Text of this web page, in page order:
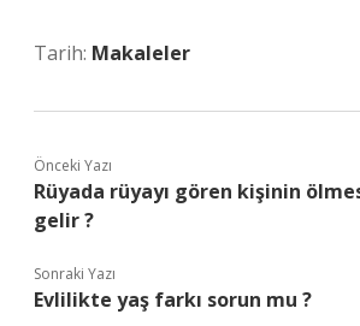
Tarih: Makaleler
Önceki Yazı
Rüyada rüyayı gören kişinin
gelir ?
Sonraki Yazı
Evlilikte yaş farkı sorun mu ?